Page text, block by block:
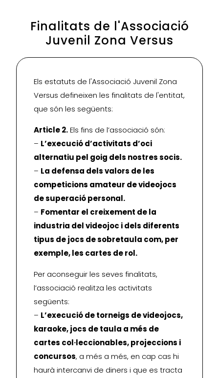
Finalitats de l'Associació
Juvenil Zona Versus
Els estatuts de l'Associació Juvenil Zona
Versus defineixen les finalitats de l'entitat,
que són les següents:
Article 2.Els fins de l’associació són:
– L’execució d’activitats d’oci
alternatiu pel goig dels nostres socis.
– La defensa dels valors de les
competicions amateur de videojocs
de superació personal.
– Fomentar el creixement de la
industria del videojoc i dels diferents
tipus de jocs de sobretaula com, per
exemple, les cartes de rol.
Per aconseguir les seves finalitats,
l’associació realitza les activitats
següents:
– L’execució de torneigs de videojocs,
karaoke, jocs de taula a més de
cartes col·leccionables, projeccions i
concursos, a més a més, en cap cas hi
haurà intercanvi de diners i que es tracta